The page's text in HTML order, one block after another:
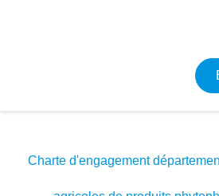
Charte d'engagement